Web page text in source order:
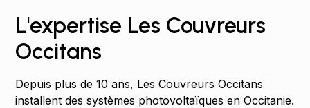
L'expertise Les Couvreurs
Occitans
Depuis plus de 10 ans, Les Couvreurs Occitans
installent des systèmes photovoltaïques en Occitanie.